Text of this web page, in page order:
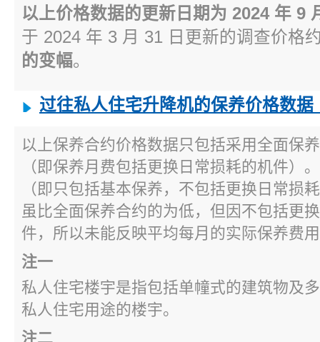
以上价格数据的更新日期为 2024 年 9
于 2024 年 3 月 31 日更新的调查价格
的变幅。
过往私人住宅升降机的保养价格数据
以上保养合约价格数据只包括采用全面保
（即保养月费包括更换日常损耗的机件）
（即只包括基本保养，不包括更换日常损
虽比全面保养合约的为低，但因不包括更
件，所以未能反映平均每月的实际保养费
注一
私人住宅楼宇是指包括单幢式的建筑物及
私人住宅用途的楼宇。
注二